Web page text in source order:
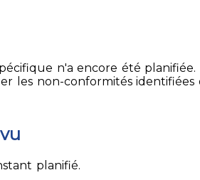
n'a encore été
les non-conformités identifiées
planifié.